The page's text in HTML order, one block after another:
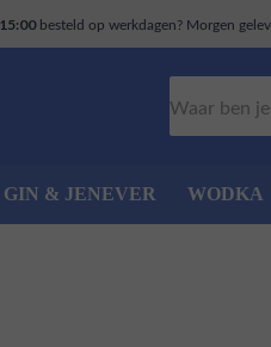
15:00besteld op werkdagen? Morgen
GIN & JENEVER WODKA